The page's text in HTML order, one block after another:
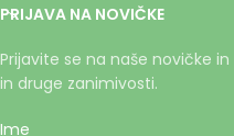
PRIJAVA NA NOVIČKE
Prijavite se na naše novičke
in druge zanimivosti.
Ime